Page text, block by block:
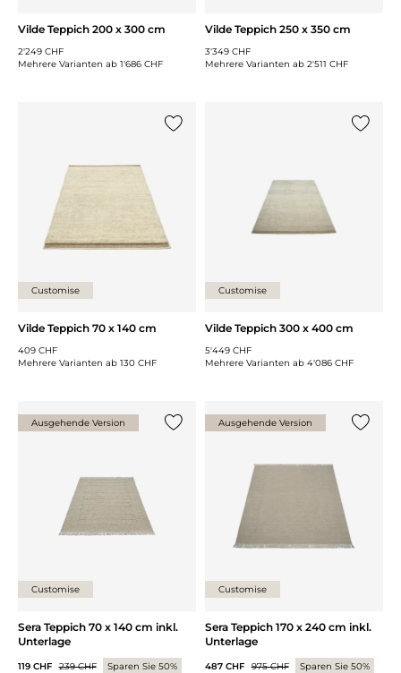
Vilde Teppich 200 x 300 cm
2'249 CHF
Mehrere Varianten ab 1'686 CHF
Vilde Teppich 250 x 350 cm
3'349 CHF
Mehrere Varianten ab 2'511 CHF
Customise
Vilde Teppich 70 x 140 cm
409 CHF
Mehrere Varianten ab 130 CHF
Customise
Vilde Teppich 300 x 400 cm
5'449 CHF
Mehrere Varianten ab 4'086 CHF
Ausgehende Version
Customise
Sera Teppich 70 x 140 cm inkl.
Unterlage
119 CHF 239 CHF Sparen Sie 50%
Ausgehende Version
Customise
Sera Teppich 170 x 240 cm inkl.
Unterlage
487 CHF 975 CHF Sparen Sie 50%